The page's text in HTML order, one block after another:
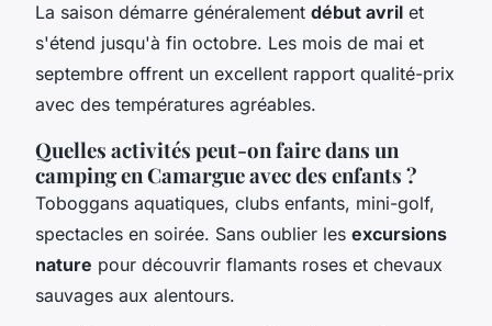
La saison démarre généralement début avril et
s'étend jusqu'à fin octobre. Les mois de mai et
septembre offrent un excellent rapport qualité-prix
avec des températures agréables.
Quelles activités peut-on faire dans un
camping en Camargue avec des enfants ?
Toboggans aquatiques, clubs enfants, mini-golf,
spectacles en soirée. Sans oublier les excursions
nature pour découvrir flamants roses et chevaux
sauvages aux alentours.